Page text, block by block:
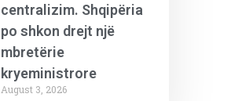
centralizim. Shqipëria
po shkon drejt një
mbretërie
kryeministrore
August 3, 2026